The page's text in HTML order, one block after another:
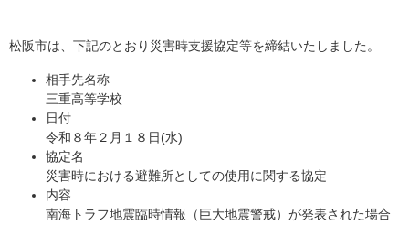
松阪市は、下記のとおり災害時支援協定等を締結いたしました。
相手先名称
三重高等学校
日付
令和８年２月１８日(水)
協定名​
災害時における避難所としての使用に関する協定
内容
南海トラフ地震臨時情報（巨大地震警戒）が発表された場合